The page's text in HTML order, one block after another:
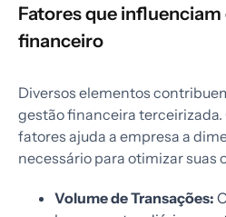
Fatores que influenciam
financeiro
Diversos elementos
gestão financeira
fatores ajuda a empresa a
necessário para otimizar suas
Volume de Transações: